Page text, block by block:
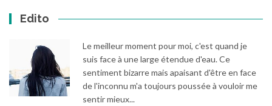
Edito
Le meilleur moment pour moi, c'est quand je
suis face à une large étendue d'eau. Ce
sentiment bizarre mais apaisant d'être en face
de l'inconnu m'a toujours poussée à vouloir me
sentir mieux...